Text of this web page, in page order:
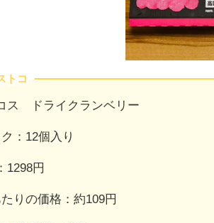
トコ
ス ドライクランベリー
：12個入り
1298円
りの価格：約109円